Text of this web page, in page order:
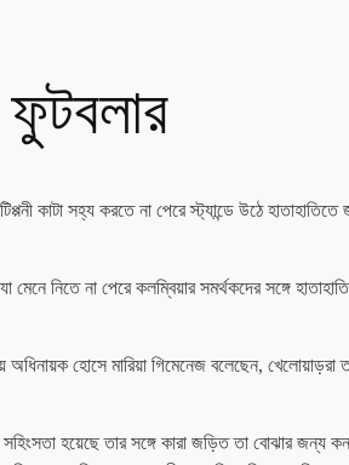
ফুটবলার
কাটা সহ্য করতে না পেরে স্ট্যান্ডে উঠে
নিতে না পেরে কলম্বিয়ার সমর্থকদের সঙ্গে
হোসে মারিয়া গিমেনেজ বলেছেন, খেলোয়াড়রা
সহিংসতা হয়েছে তার সঙ্গে কারা জড়িত তা বোঝার